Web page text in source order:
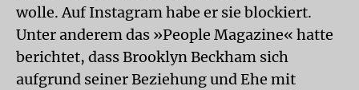
wolle. Auf Instagram habe er sie blockiert.
Unter anderem das »People Magazine« hatte
berichtet, dass Brooklyn Beckham sich
aufgrund seiner Beziehung und Ehe mit